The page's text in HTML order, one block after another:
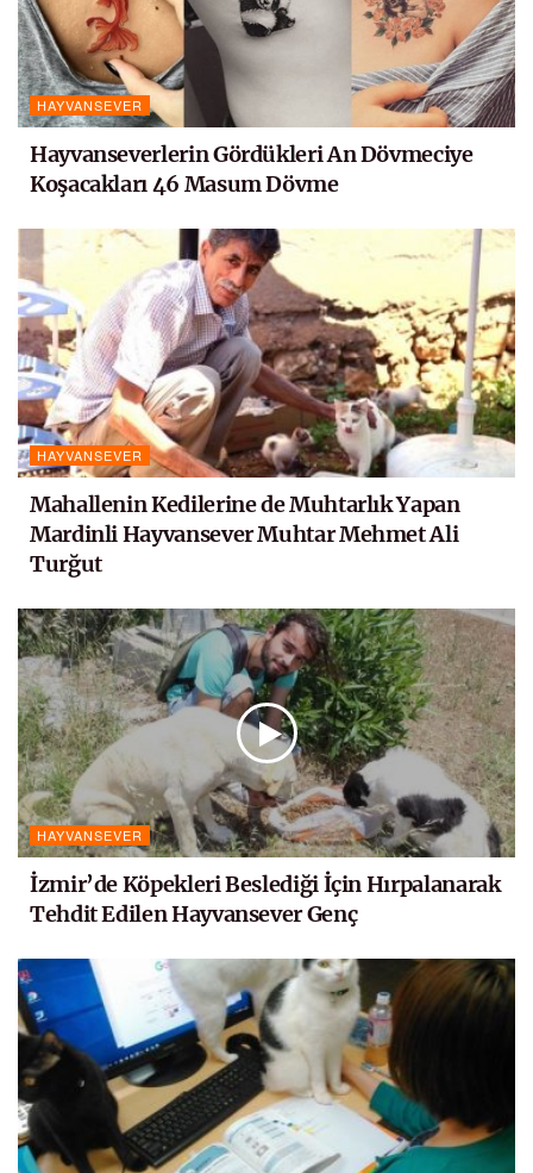
HAYVANSEVER
Hayvanseverlerin Gördükleri An Dövmeciye
Koşacakları 46 Masum Dövme
HAYVANSEVER
Mahallenin Kedilerine de Muhtarlık Yapan
Mardinli Hayvansever Muhtar Mehmet Ali
Turğut
HAYVANSEVER
İzmir’de Köpekleri Beslediği İçin Hırpalanarak
Tehdit Edilen Hayvansever Genç